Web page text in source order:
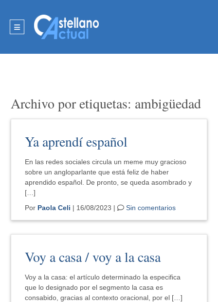
Archivo por etiquetas: ambigüedad
Ya aprendí español
En las redes sociales circula un meme muy gracioso
sobre un angloparlante que está feliz de haber
aprendido español. De pronto, se queda asombrado y
[…]
Por Paola Celi | 16/08/2023 | Sin comentarios
Voy a casa / voy a la casa
Voy a la casa: el artículo determinado la especifica
que lo designado por el segmento la casa es
consabido, gracias al contexto oracional, por el […]